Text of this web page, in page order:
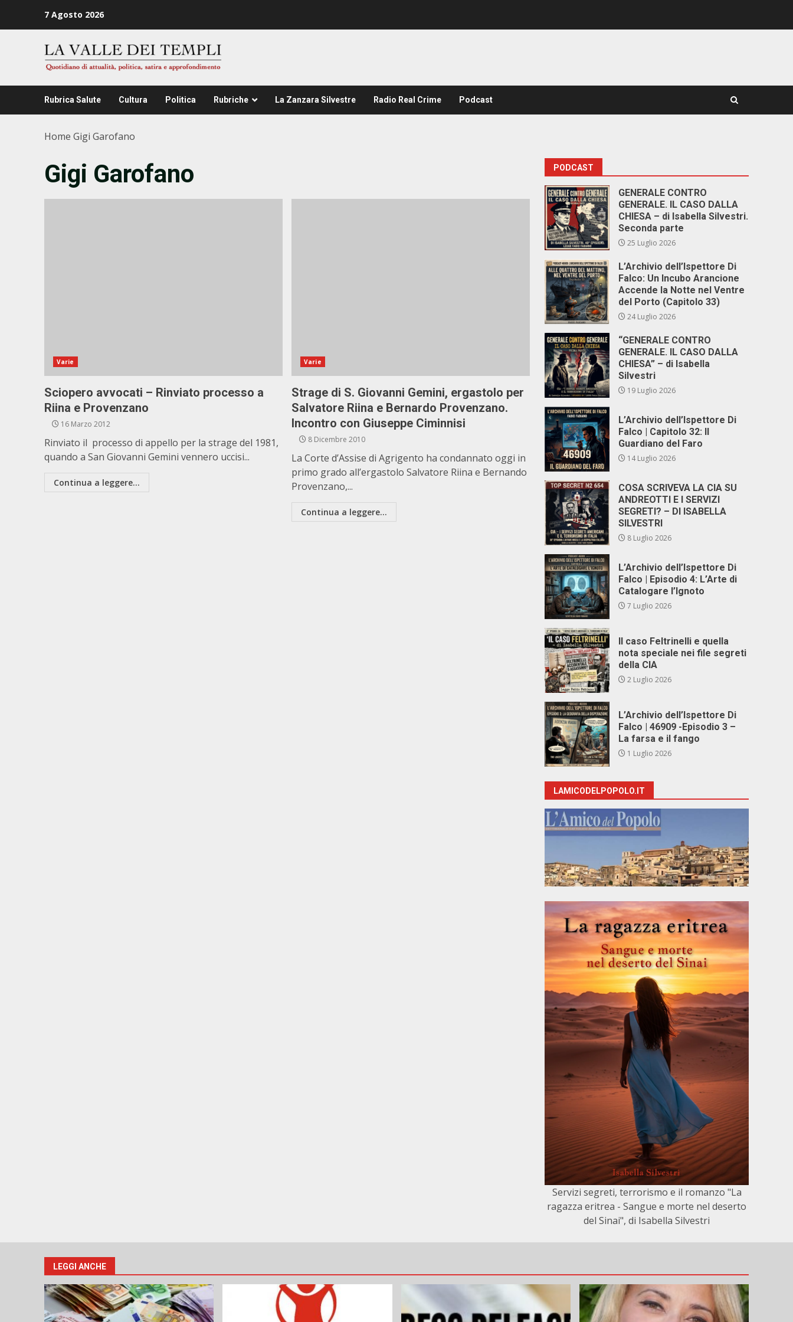
7 Agosto 2026
Rubrica Salute Cultura Politica Rubriche La Zanzara Silvestre Radio Real Crime Podcast
Home Gigi Garofano
Gigi Garofano
Varie
Sciopero avvocati – Rinviato processo a
Riina e Provenzano
16 Marzo 2012
Rinviato il processo di appello per la strage del 1981,
quando a San Giovanni Gemini vennero uccisi...
Continua a leggere...
Varie
Strage di S. Giovanni Gemini, ergastolo per
Salvatore Riina e Bernardo Provenzano.
Incontro con Giuseppe Ciminnisi
8 Dicembre 2010
La Corte d’Assise di Agrigento ha condannato oggi in
primo grado all’ergastolo Salvatore Riina e Bernando
Provenzano,...
Continua a leggere...
PODCAST
GENERALE CONTRO
GENERALE. IL CASO DALLA
CHIESA – di Isabella Silvestri.
Seconda parte
25 Luglio 2026
L’Archivio dell’Ispettore Di
Falco: Un Incubo Arancione
Accende la Notte nel Ventre
del Porto (Capitolo 33)
24 Luglio 2026
“GENERALE CONTRO
GENERALE. IL CASO DALLA
CHIESA” – di Isabella
Silvestri
19 Luglio 2026
L’Archivio dell’Ispettore Di
Falco | Capitolo 32: Il
Guardiano del Faro
14 Luglio 2026
COSA SCRIVEVA LA CIA SU
ANDREOTTI E I SERVIZI
SEGRETI? – DI ISABELLA
SILVESTRI
8 Luglio 2026
L’Archivio dell’Ispettore Di
Falco | Episodio 4: L’Arte di
Catalogare l’Ignoto
7 Luglio 2026
Il caso Feltrinelli e quella
nota speciale nei file segreti
della CIA
2 Luglio 2026
L’Archivio dell’Ispettore Di
Falco | 46909 -Episodio 3 –
La farsa e il fango
1 Luglio 2026
LAMICODELPOPOLO.IT
Servizi segreti, terrorismo e il romanzo "La
ragazza eritrea - Sangue e morte nel deserto
del Sinai", di Isabella Silvestri
LEGGI ANCHE